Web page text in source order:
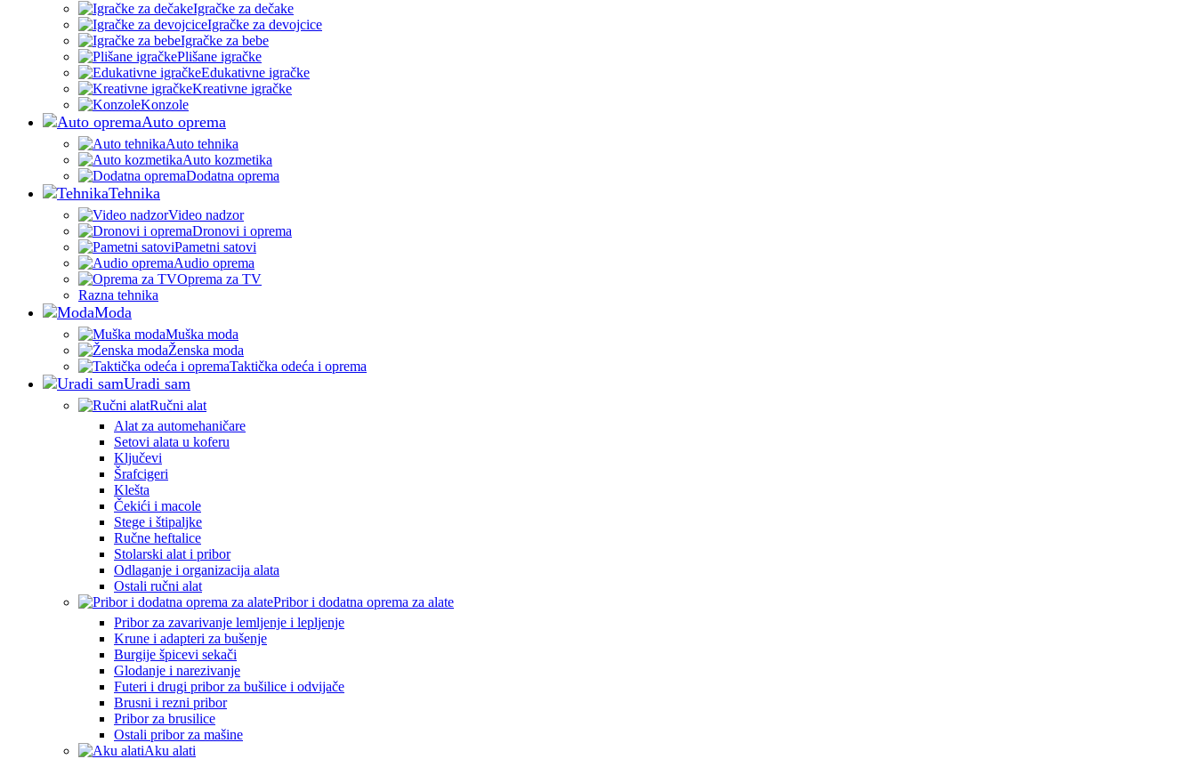
Igračke za dečake
Igračke za devojcice
Igračke za bebe
Plišane igračke
Edukativne igračke
Kreativne igračke
Konzole
Auto oprema
Auto tehnika
Auto kozmetika
Dodatna oprema
Tehnika
Video nadzor
Dronovi i oprema
Pametni satovi
Audio oprema
Oprema za TV
Razna tehnika
Moda
Muška moda
Ženska moda
Taktička odeća i oprema
Uradi sam
Ručni alat
Alat za automehaničare
Setovi alata u koferu
Ključevi
Šrafcigeri
Klešta
Čekići i macole
Stege i štipaljke
Ručne heftalice
Stolarski alat i pribor
Odlaganje i organizacija alata
Ostali ručni alat
Pribor i dodatna oprema za alate
Pribor za zavarivanje lemljenje i lepljenje
Krune i adapteri za bušenje
Burgije špicevi sekači
Glodanje i narezivanje
Futeri i drugi pribor za bušilice i odvijače
Brusni i rezni pribor
Pribor za brusilice
Ostali pribor za mašine
Aku alati